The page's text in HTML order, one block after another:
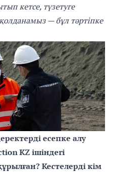
кетсе, түзетуге
— бұл тәртіпке
есепке алу
KZ ішіндегі
Кестелерді кім